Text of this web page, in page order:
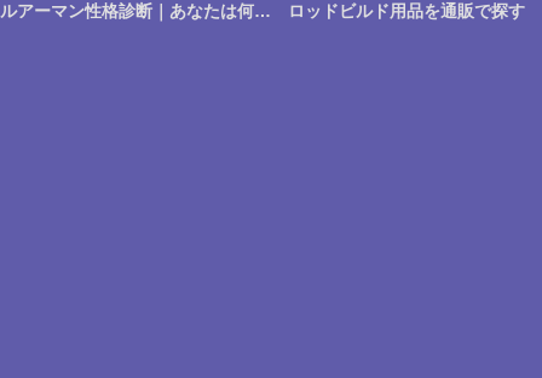
ルアーマン性格診断｜あなたは何に楽しさを感じる釣り人か？ ロッドビルド用品を通販で探す